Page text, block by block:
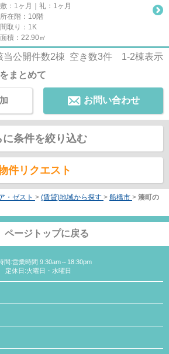
敷：1ヶ月｜礼：1ヶ月
所在階：10階
間取り：1K
面積：22.90㎡
当公開件数2棟 空き数3件 1-2棟表示
まとめて
お問い合わせ
に条件を絞り込む
件リクエスト
・ゼスト > (賃貸)地域から探す > 船橋市 > 湊町の
ページトップに戻る
間:営業時間 9:30am～18:30pm
定休日:火曜日・水曜日